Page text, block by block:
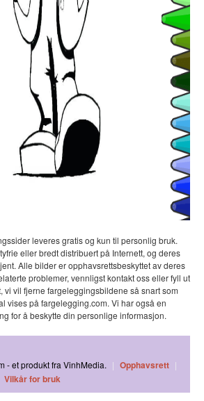
leveres gratis og kun til personlig bruk.
eller bredt distribuert på Internett, og deres
Alle bilder er opphavsrettsbeskyttet av deres
problemer, vennligst kontakt oss eller fyll ut
vi vil fjerne fargeleggingsbildene så snart som
vises på fargelegging.com. Vi har også en
for å beskytte din personlige informasjon.
- et produkt fra VinhMedia. | Opphavsrett |
Vilkår for bruk